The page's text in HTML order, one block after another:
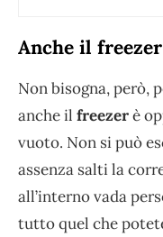
Anche il
Non bisogna, però,
anche il freezerè
vuoto. Non si può
assenza salti la
all’interno vada
tutto quel che